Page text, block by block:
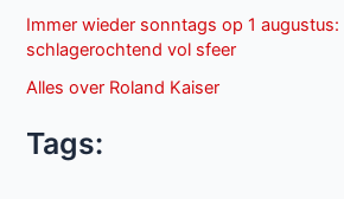
Immer wieder sonntags op 1
schlagerochtend vol sfeer
Alles over Roland Kaiser
Tags: